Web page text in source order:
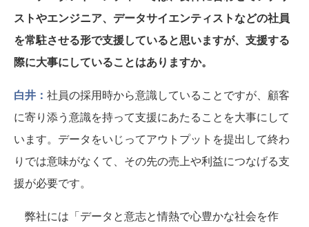
ストやエンジニア、データサイエンティストなどの社員
を常駐させる形で支援していると思いますが、支援する
際に大事にしていることはありますか。
白井： 社員の採用時から意識していることですが、顧客
に寄り添う意識を持って支援にあたることを大事にして
います。データをいじってアウトプットを提出して終わ
りでは意味がなくて、その先の売上や利益につなげる支
援が必要です。
弊社には「データと意志と情熱で心豊かな社会を作